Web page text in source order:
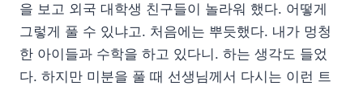
을 보고 외국 대학생 친구들이 놀라워 했다. 어떻게
그렇게 풀 수 있냐고. 처음에는 뿌듯했다. 내가 멍청
한 아이들과 수학을 하고 있다니. 하는 생각도 들었
다. 하지만 미분을 풀 때 선생님께서 다시는 이런 트